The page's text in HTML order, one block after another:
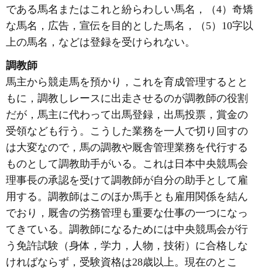
である馬名またはこれと紛らわしい馬名，（4）奇矯
な馬名，広告，宣伝を目的とした馬名，（5）10字以
上の馬名，などは登録を受けられない。
調教師
馬主から競走馬を預かり，これを育成管理するとと
もに，調教しレースに出走させるのが調教師の役割
だが，馬主に代わって出馬登録，出馬投票，賞金の
受領なども行う。こうした業務を一人で切り回すの
は大変なので，馬の調教や厩舎管理業務を代行する
ものとして調教助手がいる。これは日本中央競馬会
理事長の承認を受けて調教師が自分の助手として雇
用する。調教師はこのほか馬手とも雇用関係を結ん
でおり，厩舎の労務管理も重要な仕事の一つになっ
てきている。調教師になるためには中央競馬会が行
う免許試験（身体，学力，人物，技術）に合格しな
ければならず，受験資格は28歳以上。現在のとこ